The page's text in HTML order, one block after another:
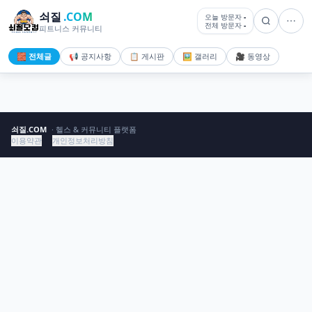
쇠질 .COM
피트니스 커뮤니티
오늘 방문자 -
전체 방문자 -
🧱 전체글 📢 공지사항 📋 게시판 🖼️ 갤러리 🎥 동영상
쇠질.COM · 헬스 & 커뮤니티 플랫폼
이용약관
개인정보처리방침